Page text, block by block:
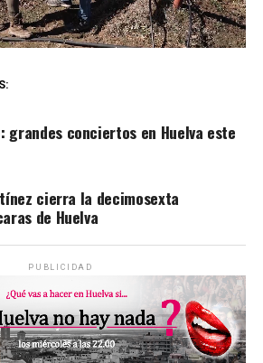
grandes conciertos en Huelva este
cierra la decimosexta
de Huelva
PUBLICIDAD